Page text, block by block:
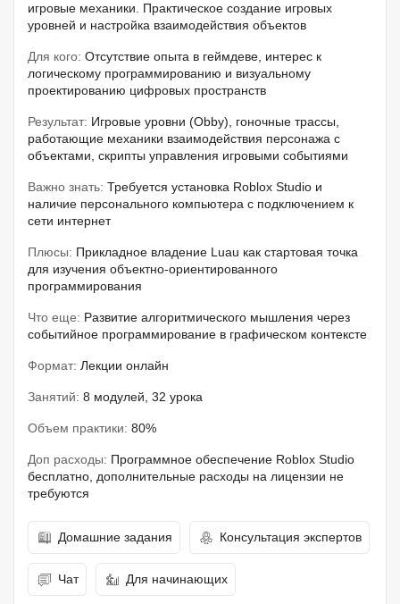
игровые механики. Практическое создание игровых
уровней и настройка взаимодействия объектов
Для кого: Отсутствие опыта в геймдеве, интерес к
логическому программированию и визуальному
проектированию цифровых пространств
Результат: Игровые уровни (Obby), гоночные трассы,
работающие механики взаимодействия персонажа с
объектами, скрипты управления игровыми событиями
Важно знать: Требуется установка Roblox Studio и
наличие персонального компьютера с подключением к
сети интернет
Плюсы: Прикладное владение Luau как стартовая точка
для изучения объектно-ориентированного
программирования
Что еще: Развитие алгоритмического мышления через
событийное программирование в графическом контексте
Формат: Лекции онлайн
Занятий: 8 модулей, 32 урока
Объем практики: 80%
Доп расходы: Программное обеспечение Roblox Studio
бесплатно, дополнительные расходы на лицензии не
требуются
Домашние задания Консультация экспертов
Чат Для начинающих